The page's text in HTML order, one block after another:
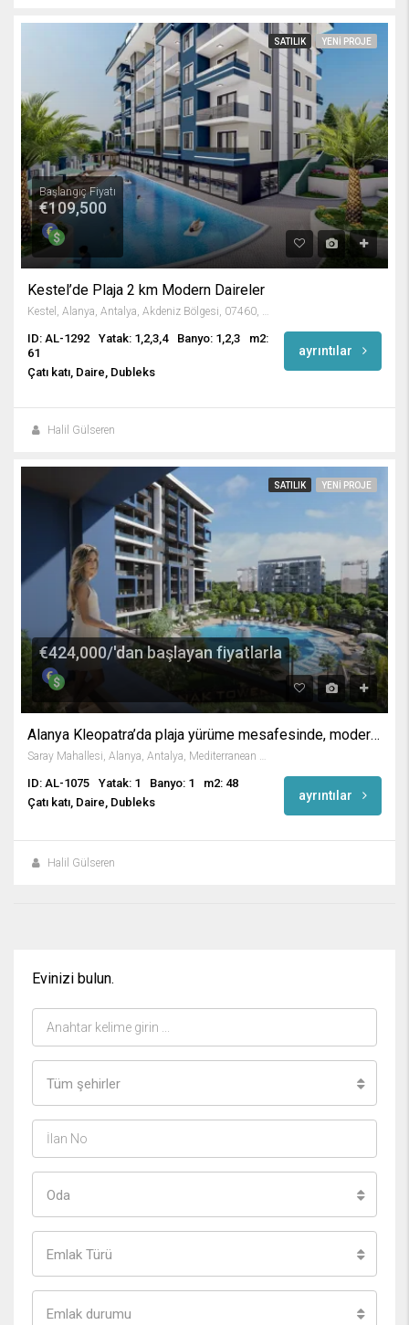
SATILIK YENI PROJE
Başlangıç Fiyatı
€109,500
Kestel’de Plaja 2 km Modern Daireler
Kestel, Alanya, Antalya, Akdeniz Bölgesi, 07460, Türkiye
ID: AL-1292 Yatak: 1,2,3,4 Banyo: 1,2,3
m2:
61
Çatı katı, Daire, Dubleks
ayrıntılar
Halil Gülseren
SATILIK YENI PROJE
€424,000/'dan başlayan fiyatlarla
Alanya Kleopatra’da plaja yürüme mesafesinde, modern daireler
ID: AL-1075 Yatak: 1 Banyo: 1
m2: 48
Çatı katı, Daire, Dubleks
ayrıntılar
Halil Gülseren
Evinizi bulun.
Tüm şehirler
Oda
Emlak Türü
Emlak durumu